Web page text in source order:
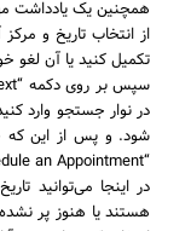
همچنین یک یادداشت
تکمیل کنید یا آن لغو
در نوار جستجو وارد
شود. و پس از این که
“Schedule an Appointment.” کلیک کنید.
در اینجا می‌توانید
هستند یا هنوز پر